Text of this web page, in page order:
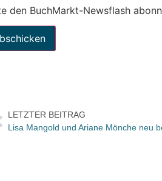
den BuchMarkt-Newsflash
LETZTER BEITRAG
Lisa Mangold und Ariane Mönche neu